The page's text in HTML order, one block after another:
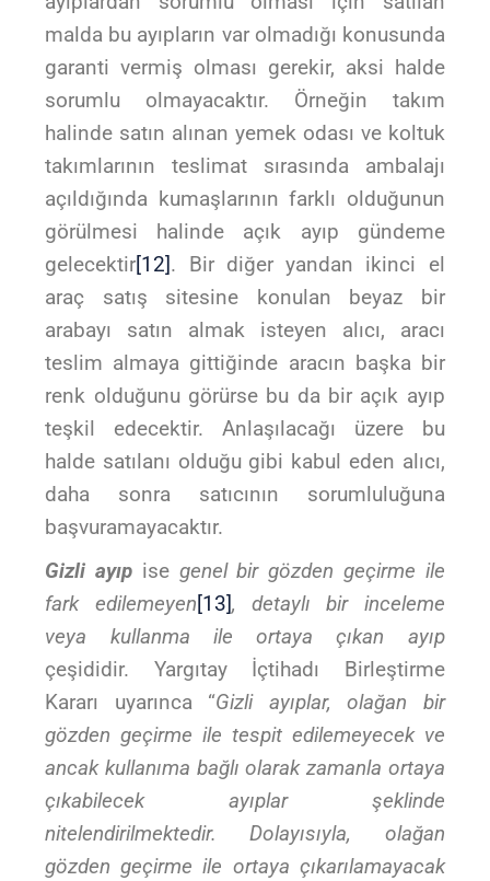
malda bu ayıpların var olmadığı konusunda
garanti vermiş olması gerekir, aksi halde
sorumlu olmayacaktır. Örneğin takım
halinde satın alınan yemek odası ve koltuk
takımlarının teslimat sırasında ambalajı
açıldığında kumaşlarının farklı olduğunun
görülmesi halinde açık ayıp gündeme
gelecektir[12]. Bir diğer yandan ikinci el
araç satış sitesine konulan beyaz bir
arabayı satın almak isteyen alıcı, aracı
teslim almaya gittiğinde aracın başka bir
renk olduğunu görürse bu da bir açık ayıp
teşkil edecektir. Anlaşılacağı üzere bu
halde satılanı olduğu gibi kabul eden alıcı,
daha sonra satıcının sorumluluğuna
başvuramayacaktır.
Gizli ayıp ise genel bir gözden geçirme ile
fark edilemeyen[13], detaylı bir inceleme
veya kullanma ile ortaya çıkan ayıp
çeşididir. Yargıtay İçtihadı Birleştirme
Kararı uyarınca “Gizli ayıplar, olağan bir
gözden geçirme ile tespit edilemeyecek ve
ancak kullanıma bağlı olarak zamanla ortaya
çıkabilecek ayıplar şeklinde
nitelendirilmektedir. Dolayısıyla, olağan
gözden geçirme ile ortaya çıkarılamayacak